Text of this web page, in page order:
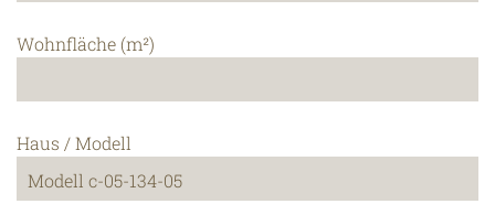
Wohnfläche (m²)
Haus / Modell